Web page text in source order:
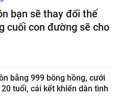
bạn sẽ thay đổi thế
cuối con đường sẽ cho
bằng 999 bông hồng, cưới
tuổi, cái kết khiến dân tình